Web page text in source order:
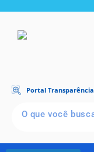
Portal Transparência